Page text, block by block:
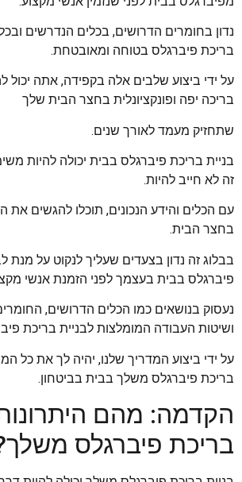
נדון בחומרים הדרושים, בכלים הנדרשים
בריכת פיברגלס בטוחה ומאובטחת.
על ידי ביצוע שלבים אלה בקפידה, אתה
בריכה יפה ופונקציונלית בחצר הבית שלך
שתחזיק מעמד לאורך שנים.
בניית בריכת פיברגלס בבית יכולה להיות
זה לא חייב להיות.
עם הכלים והידע הנכונים, תוכלו להגשים
בחצר הבית.
בבלוג זה נדון בצעדים שעליך לנקוט על מנת
פיברגלס בבית בעצמך לפני הזמנת אנשי
נעסוק בנושאים כמו הכלים הדרושים,
ושיטות העבודה המומלצות לבניית בריכת
על ידי ביצוע המדריך שלנו, יהיה לך את כל
בריכת פיברגלס משלך בבית בביטחון.
הקדמה: מהם
בריכת פיברגלס